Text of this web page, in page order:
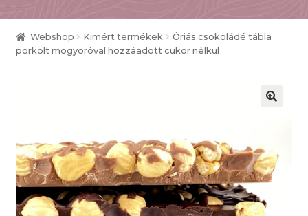
INFORMÁCIÓK
Webshop Kimért termékek
Óriás csokoládé tábla
pörkölt mogyoróval hozzáadott cukor nélkül